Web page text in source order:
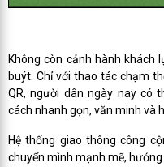
Không còn cảnh hành khách
buýt. Chỉ với thao tác chạm
QR, người dân ngày nay có
cách nhanh gọn, văn minh và
Hệ thống giao thông công
chuyển mình mạnh mẽ,